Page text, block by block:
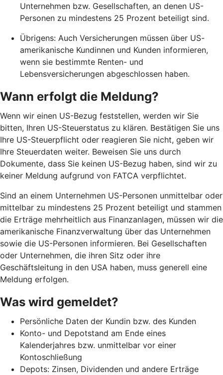
Unternehmen bzw. Gesellschaften, an denen US-
Personen zu mindestens 25 Prozent beteiligt sind.
Übrigens: Auch Versicherungen müssen über US-
amerikanische Kundinnen und Kunden informieren,
wenn sie bestimmte Renten- und
Lebensversicherungen abgeschlossen haben.
Wann erfolgt die Meldung?
Wenn wir einen US-Bezug feststellen, werden wir Sie
bitten, Ihren US-Steuerstatus zu klären. Bestätigen Sie uns
Ihre US-Steuerpflicht oder reagieren Sie nicht, geben wir
Ihre Steuerdaten weiter. Beweisen Sie uns durch
Dokumente, dass Sie keinen US-Bezug haben, sind wir zu
keiner Meldung aufgrund von FATCA verpflichtet.
Sind an einem Unternehmen US-Personen unmittelbar oder
mittelbar zu mindestens 25 Prozent beteiligt und stammen
die Erträge mehrheitlich aus Finanzanlagen, müssen wir die
amerikanische Finanzverwaltung über das Unternehmen
sowie die US-Personen informieren. Bei Gesellschaften
oder Unternehmen, die ihren Sitz oder ihre
Geschäftsleitung in den USA haben, muss generell eine
Meldung erfolgen.
Was wird gemeldet?
Persönliche Daten der Kundin bzw. des Kunden
Konto- und Depotstand am Ende eines
Kalenderjahres bzw. unmittelbar vor einer
Kontoschließung
Depots: Zinsen, Dividenden und andere Erträge